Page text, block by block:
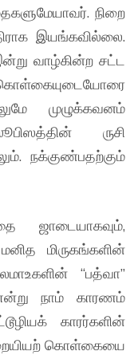
நிறை
இயங்கவில்லை.
வாழ்கின்ற சட்ட
முழுக்கவனம்
ருசி
நக்குண்பதற்கும்
ஜாடையாகவும்,
மிருகங்களின்
“பத்வா”
நாம் காரணம்
காரர்களின்
கொள்கையை